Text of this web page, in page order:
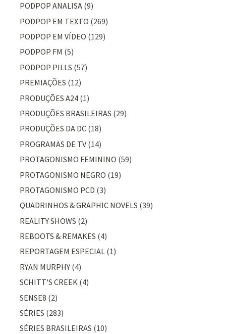
PODPOP ANALISA (9)
PODPOP EM TEXTO (269)
PODPOP EM VÍDEO (129)
PODPOP FM (5)
PODPOP PILLS (57)
PREMIAÇÕES (12)
PRODUÇÕES A24 (1)
PRODUÇÕES BRASILEIRAS (29)
PRODUÇÕES DA DC (18)
PROGRAMAS DE TV (14)
PROTAGONISMO FEMININO (59)
PROTAGONISMO NEGRO (19)
PROTAGONISMO PCD (3)
QUADRINHOS & GRAPHIC NOVELS (39)
REALITY SHOWS (2)
REBOOTS & REMAKES (4)
REPORTAGEM ESPECIAL (1)
RYAN MURPHY (4)
SCHITT'S CREEK (4)
SENSE8 (2)
SÉRIES (283)
SÉRIES BRASILEIRAS (10)